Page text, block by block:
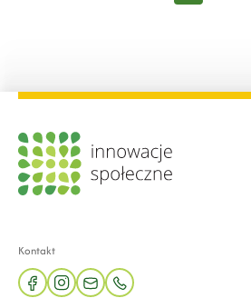
Kontakt
facebookinstagram
mail phone